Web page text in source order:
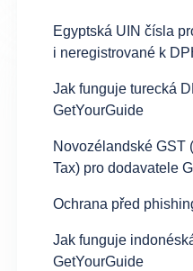
Egyptská UIN čísla
i neregistrované k
Jak funguje turecká
GetYourGuide
Novozélandské GST
Tax) pro dodavatele
Ochrana před
Jak funguje
GetYourGuide